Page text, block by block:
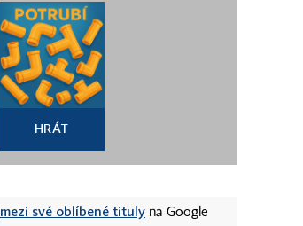
HRÁT
mezi své oblíbené tituly na Google